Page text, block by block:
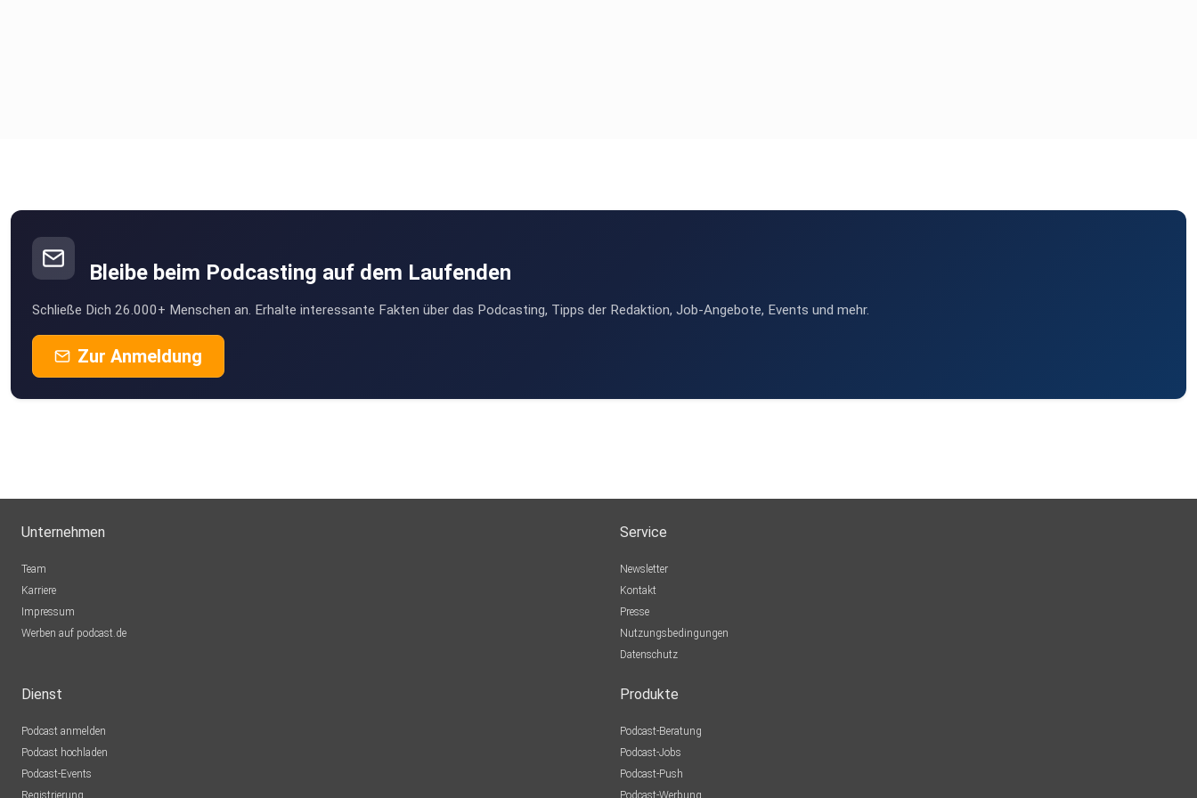
Bleibe beim Podcasting auf dem Laufenden
Schließe Dich 26.000+ Menschen an. Erhalte interessante Fakten über das Podcasting, Tipps der Redaktion, Job-Angebote, Events und mehr.
Zur Anmeldung
Unternehmen
Team
Karriere
Impressum
Werben auf podcast.de
Service
Newsletter
Kontakt
Presse
Nutzungsbedingungen
Datenschutz
Dienst
Podcast anmelden
Podcast hochladen
Podcast-Events
Registrierung
Produkte
Podcast-Beratung
Podcast-Jobs
Podcast-Push
Podcast-Werbung